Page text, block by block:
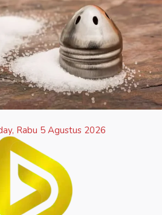
Rabu 5 Agustus 2026